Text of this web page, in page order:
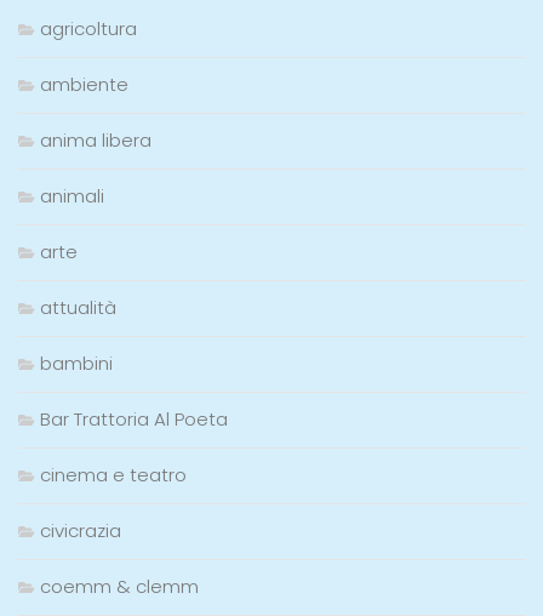
agricoltura
ambiente
anima libera
animali
arte
attualità
bambini
Bar Trattoria Al Poeta
cinema e teatro
civicrazia
coemm & clemm